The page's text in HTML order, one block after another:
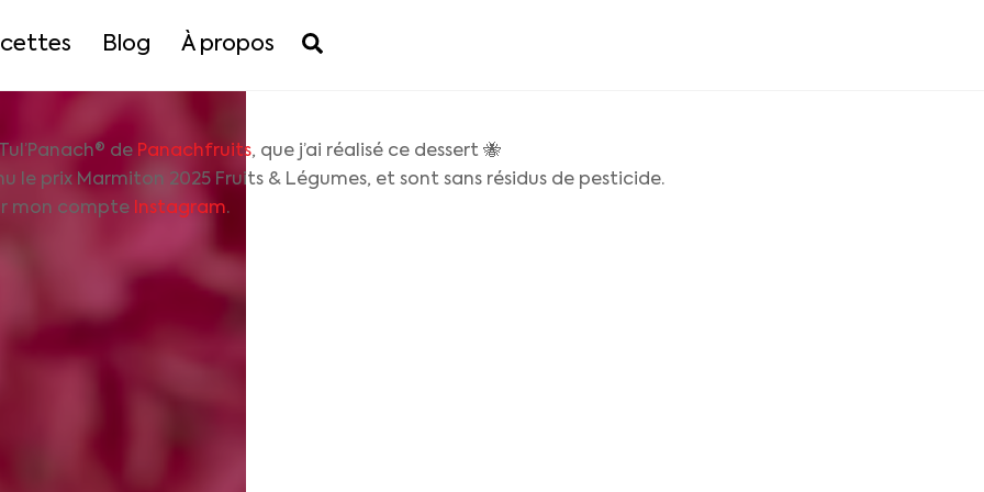
Blog À propos
de Panachfruits, que j’ai réalisé ce dessert 🐝
prix Marmiton 2025 Fruits & Légumes, et sont sans résidus de pesticide.
mon compte Instagram.